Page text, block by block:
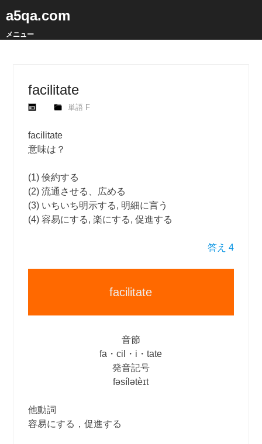
a5qa.com
メニュー
facilitate
単語 F
facilitate
意味は？
(1) 倹約する
(2) 流通させる、広める
(3) いちいち明示する, 明細に言う
(4) 容易にする, 楽にする, 促進する
答え 4
facilitate
音節
fa・cil・i・tate
発音記号
fəsílətèɪt
他動詞
容易にする，促進する